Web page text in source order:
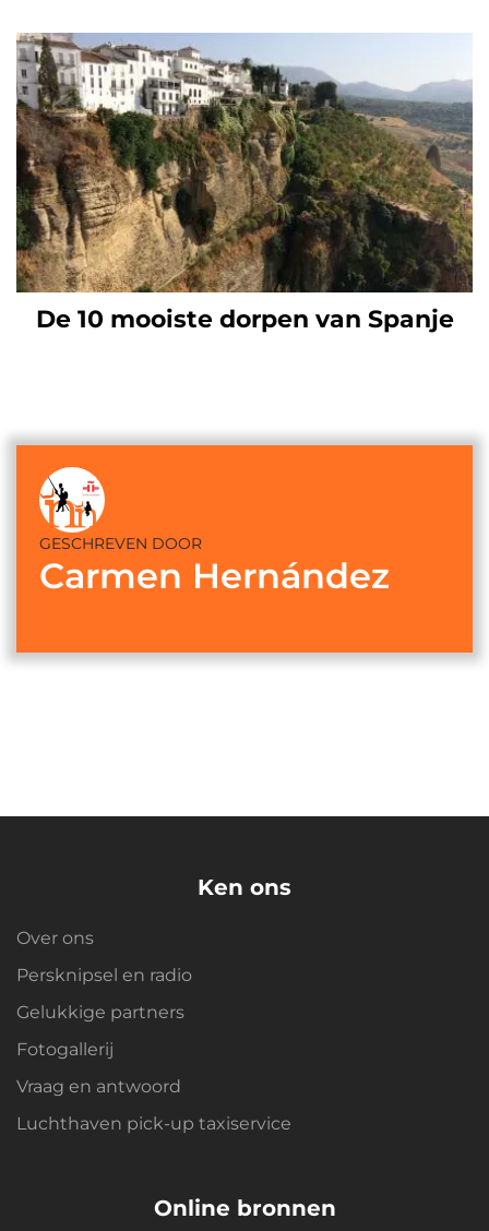
De 10 mooiste dorpen van Spanje
GESCHREVEN DOOR
Carmen Hernández
Ken ons
Over ons
Persknipsel en radio
Gelukkige partners
Fotogallerij
Vraag en antwoord
Luchthaven pick-up taxiservice
Online bronnen